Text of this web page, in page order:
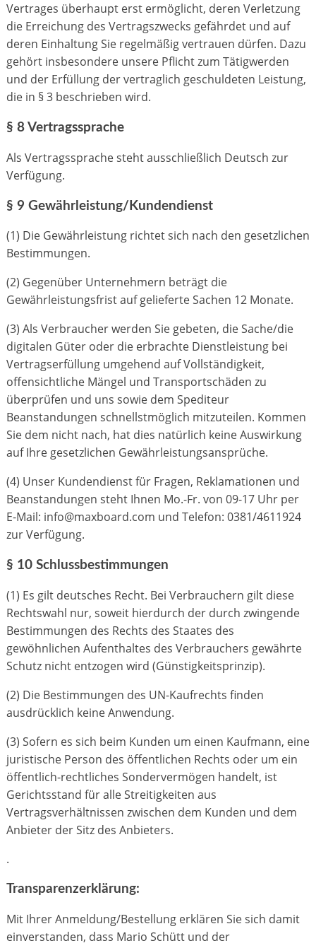
Vertrages überhaupt erst ermöglicht, deren Verletzung
die Erreichung des Vertragszwecks gefährdet und auf
deren Einhaltung Sie regelmäßig vertrauen dürfen. Dazu
gehört insbesondere unsere Pflicht zum Tätigwerden
und der Erfüllung der vertraglich geschuldeten Leistung,
die in § 3 beschrieben wird.
§ 8 Vertragssprache
Als Vertragssprache steht ausschließlich Deutsch zur
Verfügung.
§ 9 Gewährleistung/Kundendienst
(1) Die Gewährleistung richtet sich nach den gesetzlichen
Bestimmungen.
(2) Gegenüber Unternehmern beträgt die
Gewährleistungsfrist auf gelieferte Sachen 12 Monate.
(3) Als Verbraucher werden Sie gebeten, die Sache/die
digitalen Güter oder die erbrachte Dienstleistung bei
Vertragserfüllung umgehend auf Vollständigkeit,
offensichtliche Mängel und Transportschäden zu
überprüfen und uns sowie dem Spediteur
Beanstandungen schnellstmöglich mitzuteilen. Kommen
Sie dem nicht nach, hat dies natürlich keine Auswirkung
auf Ihre gesetzlichen Gewährleistungsansprüche.
(4) Unser Kundendienst für Fragen, Reklamationen und
Beanstandungen steht Ihnen Mo.-Fr. von 09-17 Uhr per
E-Mail: info@maxboard.com und Telefon: 0381/4611924
zur Verfügung.
§ 10 Schlussbestimmungen
(1) Es gilt deutsches Recht. Bei Verbrauchern gilt diese
Rechtswahl nur, soweit hierdurch der durch zwingende
Bestimmungen des Rechts des Staates des
gewöhnlichen Aufenthaltes des Verbrauchers gewährte
Schutz nicht entzogen wird (Günstigkeitsprinzip).
(2) Die Bestimmungen des UN-Kaufrechts finden
ausdrücklich keine Anwendung.
(3) Sofern es sich beim Kunden um einen Kaufmann, eine
juristische Person des öffentlichen Rechts oder um ein
öffentlich-rechtliches Sondervermögen handelt, ist
Gerichtsstand für alle Streitigkeiten aus
Vertragsverhältnissen zwischen dem Kunden und dem
Anbieter der Sitz des Anbieters.
.
Transparenzerklärung:
Mit Ihrer Anmeldung/Bestellung erklären Sie sich damit
einverstanden, dass Mario Schütt und der